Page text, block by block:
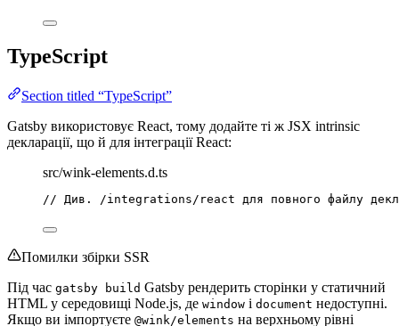
TypeScript
Section titled “TypeScript”
Gatsby використовує React, тому додайте ті ж JSX intrinsic
декларації, що й для інтеграції React:
src/wink-elements.d.ts
// Див. /integrations/react для повного файлу
Помилки збірки SSR
Під час gatsby build Gatsby рендерить сторінки у статичний
HTML у середовищі Node.js, де window і document недоступні.
Якщо ви імпортуєте @wink/elements на верхньому рівні